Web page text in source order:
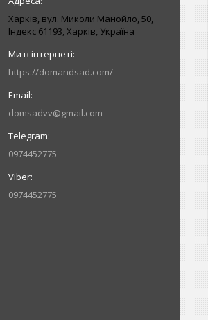
Харків, вул. Миколи Манойло, 50,
Індекс 61193, Харків, Україна
https://domandsad.com/
domsadvv@gmail.com
0974452775
0974452775